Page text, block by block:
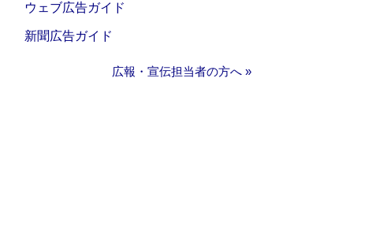
ウェブ広告ガイド
新聞広告ガイド
広報・宣伝担当者の方へ »